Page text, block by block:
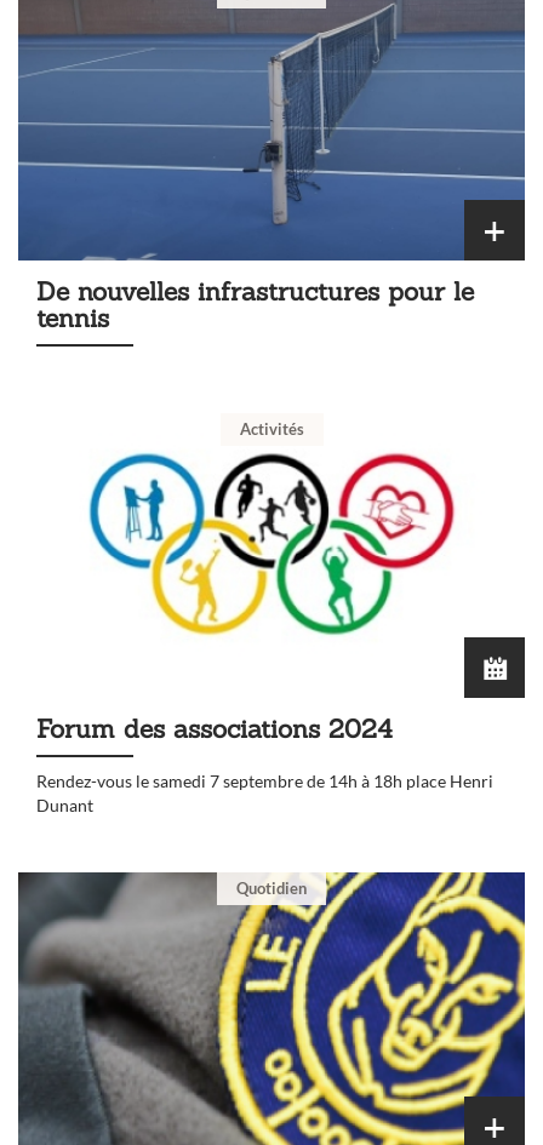
De nouvelles infrastructures pour le
tennis
Activités
Forum des associations 2024
Rendez-vous le samedi 7 septembre de 14h à 18h place Henri
Dunant
Quotidien